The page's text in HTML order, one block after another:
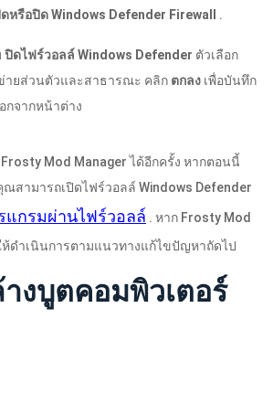
ดหรือปิด Windows Defender Firewall .
ปิดไฟร์วอลล์ Windows Defender ตัวเลือก
ายส่วนตัวและสาธารณะ คลิก ตกลง เพื่อบันทึก
กจากหน้าต่าง
Mod Manager ได้อีกครั้ง หากตอนนี้
ณสามารถเปิดไฟร์วอลล์ Windows Defender
กรมผ่านไฟร์วอลล์ . หาก Frosty Mod
ห้ดำเนินการตามแนวทางแก้ไขปัญหาถัดไป
งบูตคอมพิวเตอร์